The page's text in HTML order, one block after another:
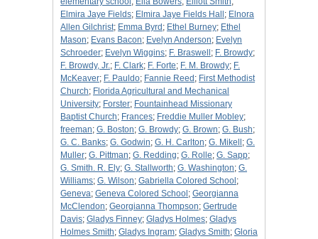
Elmira Jaye Fields; Elmira Jaye Fields Hall ; Elnora
Allen Gilchrist; Emma Byrd ; Ethel Burney; Ethel
Mason; Evans Bacon; Evelyn Anderson; Evelyn
Schroeder; Evelyn Wiggins; F. Braswell ; F. Browdy;
F. Browdy, Jr.; F. Clark; F. Forte; F. M. Browdy; F.
McKeaver; F. Pauldo; Fannie Reed ; First Methodist
Church; Florida Agricultural and Mechanical
University; Forster; Fountainhead Missionary
Baptist Church; Frances; Freddie Muller Mobley;
freeman; G. Boston; G. Browdy; G. Brown; G. Bush;
G. C. Banks; G. Godwin; G. H. Carlton; G. Mikell ; G.
Muller; G. Pittman; G. Redding; G. Rolle; G. Sapp;
G. Smith. R. Ely; G. Stallworth; G. Washington; G.
Williams; G. Wilson; Gabriella Colored School ;
Geneva; Geneva Colored School ; Georgianna
McClendon; Georgianna Thompson; Gertrude
Davis; Gladys Finney; Gladys Holmes; Gladys
Holmes Smith; Gladys Ingram; Gladys Smith; Gloria